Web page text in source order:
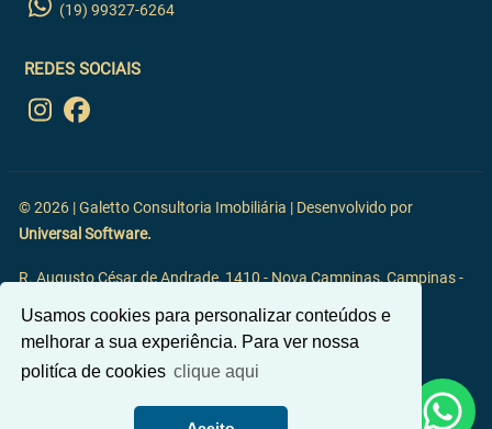
Usamos cookies para personalizar conteúdos e
melhorar a sua experiência. Para ver nossa
politíca de cookies clique aqui
(19) 99327-6264
REDES SOCIAIS
© 2026 | Galetto Consultoria Imobiliária | Desenvolvido por
Universal Software.
R. Augusto César de Andrade, 1410 - Nova Campinas, Campinas -
SP, 13092-117